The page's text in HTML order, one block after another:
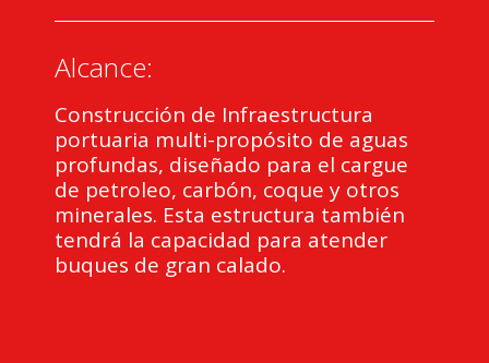
Alcance:
Construcción de Infraestructura
portuaria multi-propósito de aguas
profundas, diseñado para el cargue
de petroleo, carbón, coque y otros
minerales. Esta estructura también
tendrá la capacidad para atender
buques de gran calado.